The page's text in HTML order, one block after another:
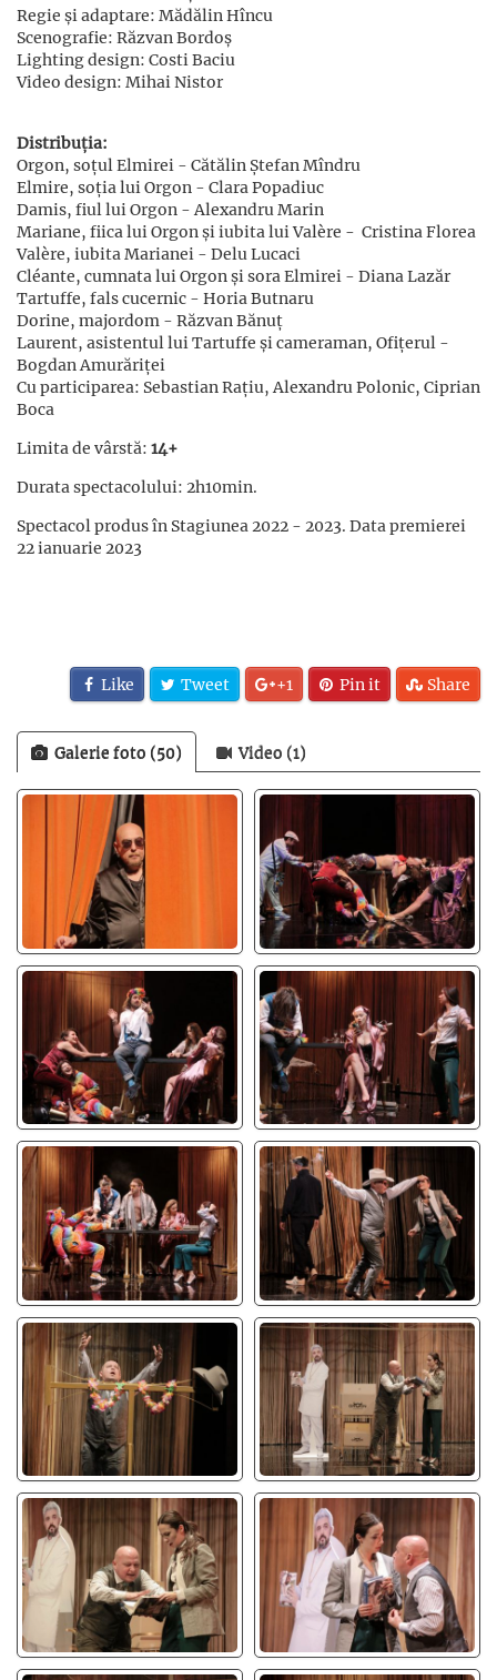
Regie și adaptare: Mădălin Hîncu
Scenografie: Răzvan Bordoș
Lighting design: Costi Baciu
Video design: Mihai Nistor
Distribuția:
Orgon, soțul Elmirei - Cătălin Ștefan Mîndru
Elmire, soția lui Orgon - Clara Popadiuc
Damis, fiul lui Orgon - Alexandru Marin
Mariane, fiica lui Orgon și iubita lui Valère - Cristina Florea
Valère, iubita Marianei - Delu Lucaci
Cléante, cumnata lui Orgon și sora Elmirei - Diana Lazăr
Tartuffe, fals cucernic - Horia Butnaru
Dorine, majordom - Răzvan Bănuț
Laurent, asistentul lui Tartuffe și cameraman, Ofițerul -
Bogdan Amurăriței
Cu participarea: Sebastian Rațiu, Alexandru Polonic, Ciprian
Boca
Limita de vârstă: 14+
Durata spectacolului: 2h10min.
Spectacol produs în Stagiunea 2022 - 2023. Data premierei
22 ianuarie 2023
Like Tweet +1 Pin it Share
Galerie foto (50) Video (1)